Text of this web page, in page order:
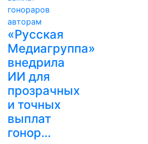
«Русская
Медиагруппа»
внедрила
ИИ для
прозрачных
и точных
выплат
гонор…